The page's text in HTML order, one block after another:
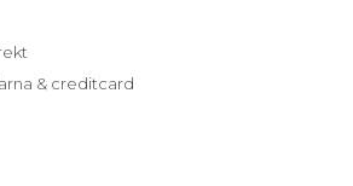
& creditcard